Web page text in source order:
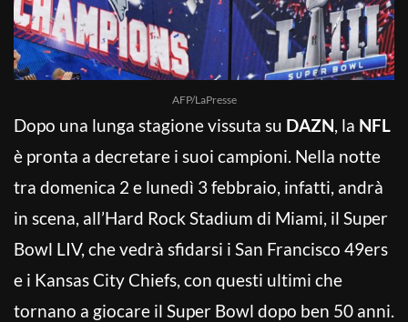
AFP/LaPresse
Dopo una lunga stagione vissuta su DAZN, la NFL
è pronta a decretare i suoi campioni. Nella notte
tra domenica 2 e lunedì 3 febbraio, infatti, andrà
in scena, all’Hard Rock Stadium di Miami, il Super
Bowl LIV, che vedrà sfidarsi i San Francisco 49ers
e i Kansas City Chiefs, con questi ultimi che
tornano a giocare il Super Bowl dopo ben 50 anni.